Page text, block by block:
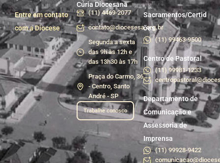
Entre em contato
com a Diocese
Cúria Diocesana
(11) 4469-2077
contato@diocesesa.org.br
Segunda a sexta
das 9h às 12h e
das 13h30 às 17h
Praça do Carmo, 36
- Centro, Santo
André - SP
Trabalhe conosco
Sacramentos/Certid
ões
(11) 99463-9500
Centro de Pastoral
(11) 99981-1233
Departamento de
Comunicação e
Assessoria de
Imprensa
(11) 99928-9422